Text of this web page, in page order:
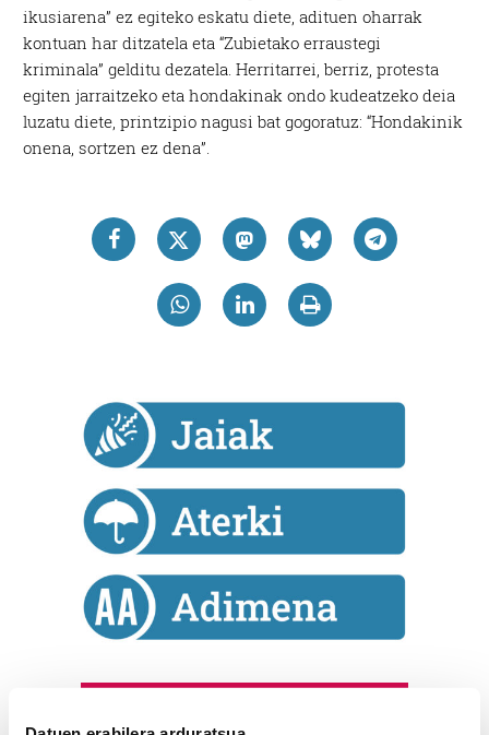
ikusiarena” ez egiteko eskatu diete, adituen oharrak
kontuan har ditzatela eta “Zubietako erraustegi
kriminala” gelditu dezatela. Herritarrei, berriz, protesta
egiten jarraitzeko eta hondakinak ondo kudeatzeko deia
luzatu diete, printzipio nagusi bat gogoratuz: “Hondakinik
onena, sortzen ez dena”.